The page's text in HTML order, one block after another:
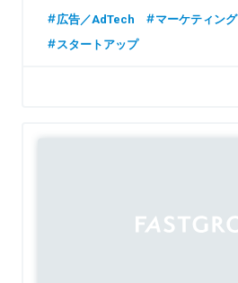
ートナー
広告／AdTech マーケティング
スタートアップ